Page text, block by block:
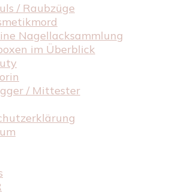
/ Raubzüge
Nagellacksammlung
im Überblick
/ Mittester